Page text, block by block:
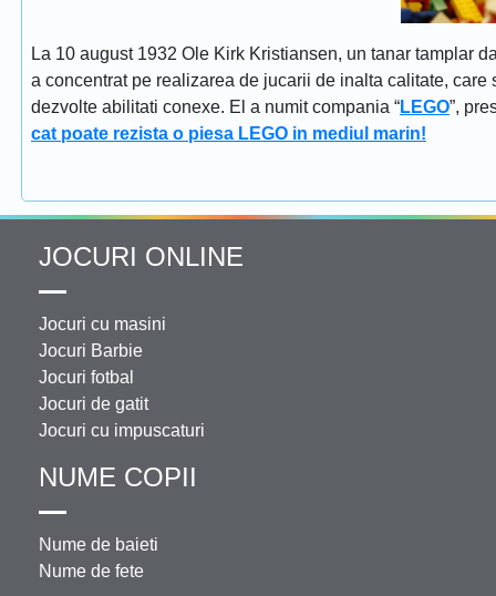
La 10 august 1932 Ole Kirk Kristiansen, un tanar tamplar
a concentrat pe realizarea de jucarii de inalta calitate,
dezvolte abilitati conexe. El a numit compania “LEGO”,
cat poate rezista o piesa LEGO in mediul marin!
JOCURI ONLINE
Jocuri cu masini
Jocuri Barbie
Jocuri fotbal
Jocuri de gatit
Jocuri cu impuscaturi
NUME COPII
Nume de baieti
Nume de fete